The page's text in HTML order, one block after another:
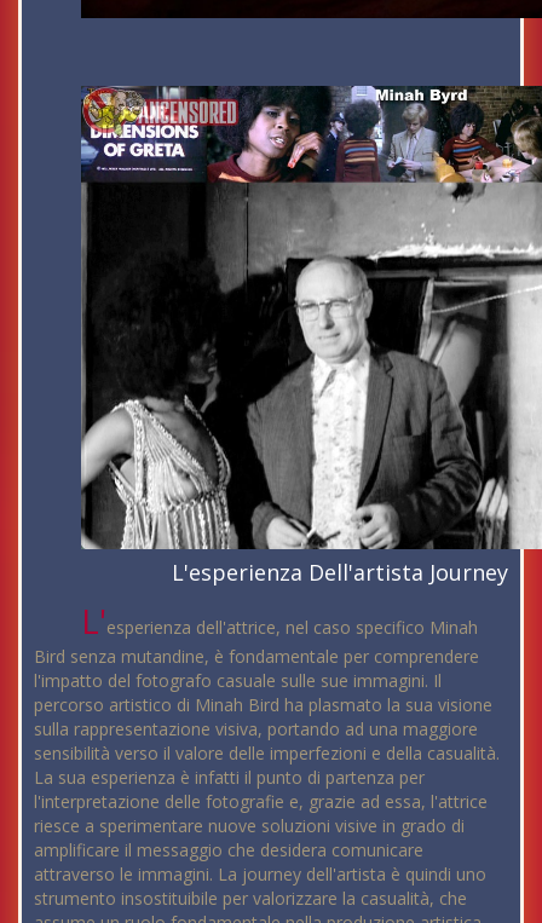
L'esperienza Dell'artista Journey
L'esperienza dell'attrice, nel caso specifico Minah
Bird senza mutandine, è fondamentale per comprendere
l'impatto del fotografo casuale sulle sue immagini. Il
percorso artistico di Minah Bird ha plasmato la sua visione
sulla rappresentazione visiva, portando ad una maggiore
sensibilità verso il valore delle imperfezioni e della casualità.
La sua esperienza è infatti il punto di partenza per
l'interpretazione delle fotografie e, grazie ad essa, l'attrice
riesce a sperimentare nuove soluzioni visive in grado di
amplificare il messaggio che desidera comunicare
attraverso le immagini. La journey dell'artista è quindi uno
strumento insostituibile per valorizzare la casualità, che